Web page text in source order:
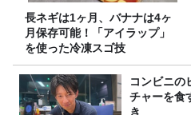
長ネギは1ヶ月、バナナは4ヶ
月保存可能！「アイラップ」
を使った冷凍スゴ技
コンビニの
チャーを食
き